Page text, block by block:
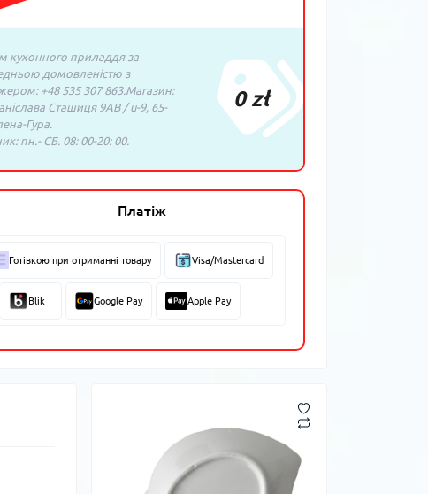
кухонного приладдя за
домовленістю з
+48 535 307 863.Магазин:
Сташиця 9AB / u-9, 65-
Гура.
пн.- СБ. 08: 00-20: 00.
0 zł
Платіж
Готівкою при отриманні товару Visa/Mastercard
Blik Google Pay Apple Pay